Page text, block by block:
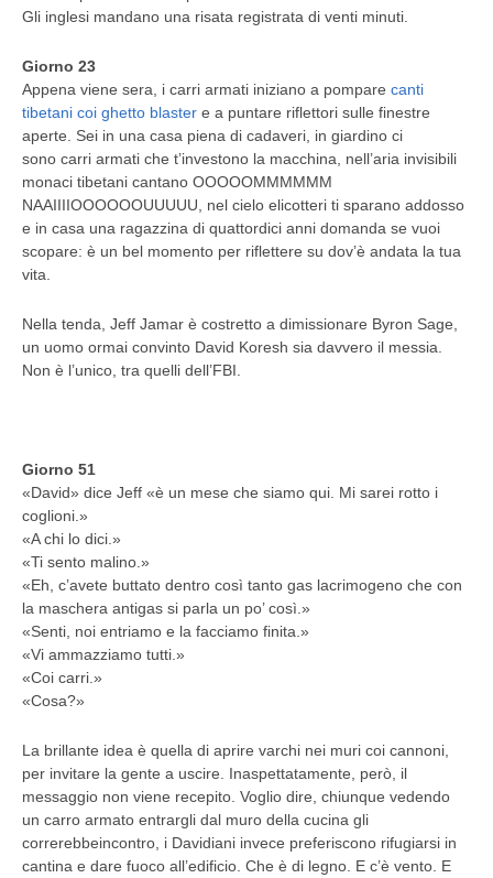
Gli inglesi mandano una risata registrata di venti minuti.
Giorno 23
Appena viene sera, i carri armati iniziano a pompare canti
tibetani coi ghetto blaster e a puntare riflettori sulle finestre
aperte. Sei in una casa piena di cadaveri, in giardino ci
sono carri armati che t’investono la macchina, nell’aria invisibili
monaci tibetani cantano OOOOOMMMMMM
NAAIIIIOOOOOOUUUUU, nel cielo elicotteri ti sparano addosso
e in casa una ragazzina di quattordici anni domanda se vuoi
scopare: è un bel momento per riflettere su dov’è andata la tua
vita.
Nella tenda, Jeff Jamar è costretto a dimissionare Byron Sage,
un uomo ormai convinto David Koresh sia davvero il messia.
Non è l’unico, tra quelli dell’FBI.
Giorno 51
«David» dice Jeff «è un mese che siamo qui. Mi sarei rotto i
coglioni.»
«A chi lo dici.»
«Ti sento malino.»
«Eh, c’avete buttato dentro così tanto gas lacrimogeno che con
la maschera antigas si parla un po’ così.»
«Senti, noi entriamo e la facciamo finita.»
«Vi ammazziamo tutti.»
«Coi carri.»
«Cosa?»
La brillante idea è quella di aprire varchi nei muri coi cannoni,
per invitare la gente a uscire. Inaspettatamente, però, il
messaggio non viene recepito. Voglio dire, chiunque vedendo
un carro armato entrargli dal muro della cucina gli
correrebbeincontro, i Davidiani invece preferiscono rifugiarsi in
cantina e dare fuoco all’edificio. Che è di legno. E c’è vento. E